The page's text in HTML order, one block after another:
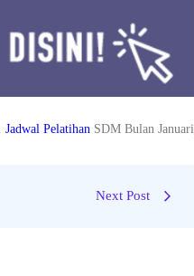
Jadwal Pelatihan SDM Bulan Januari,
Next Post